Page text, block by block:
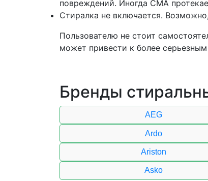
повреждений. Иногда СМА
Стиралка не включается.
Пользователю не стоит
может привести к более
Бренды
AEG
Ardo
Ariston
Asko